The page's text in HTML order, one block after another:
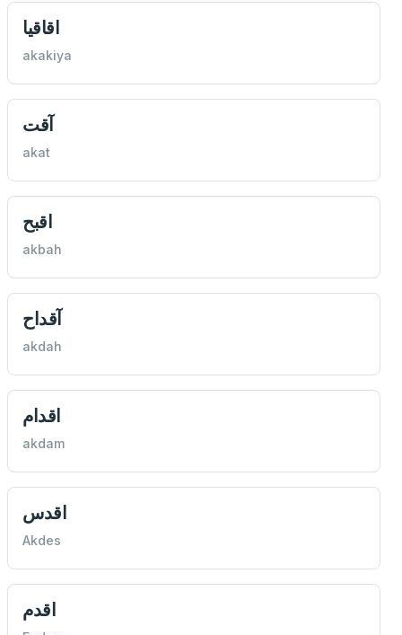
اقاقيا
akakiya
آقت
akat
اقبح
akbah
آقداح
akdah
اقدام
akdam
اقدس
Akdes
اقدم